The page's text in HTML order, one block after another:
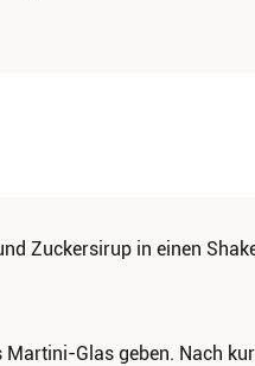
Zuckersirup in einen
Martini-Glas geben. Nach